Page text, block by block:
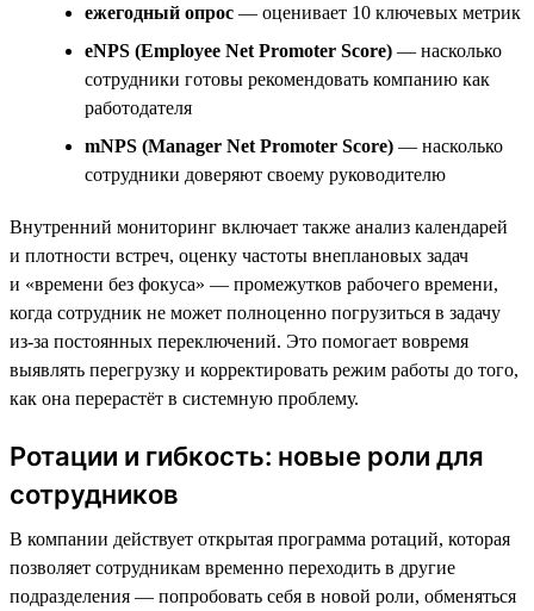
ежегодный опрос — оценивает 10 ключевых метрик
eNPS (Employee Net Promoter Score) — насколько
сотрудники готовы рекомендовать компанию как
работодателя
mNPS (Manager Net Promoter Score) — насколько
сотрудники доверяют своему руководителю
Внутренний мониторинг включает также анализ календарей
и плотности встреч, оценку частоты внеплановых задач
и «времени без фокуса» — промежутков рабочего времени,
когда сотрудник не может полноценно погрузиться в задачу
из-за постоянных переключений. Это помогает вовремя
выявлять перегрузку и корректировать режим работы до того,
как она перерастёт в системную проблему.
Ротации и гибкость: новые роли для
сотрудников
В компании действует открытая программа ротаций, которая
позволяет сотрудникам временно переходить в другие
подразделения — попробовать себя в новой роли, обменяться